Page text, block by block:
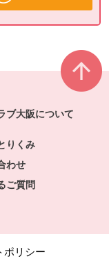
ブ大阪について
りくみ
わせ
ご質問
ポリシー